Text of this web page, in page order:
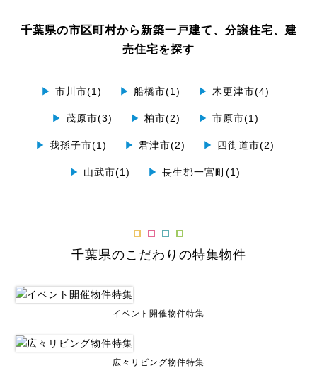
千葉県の市区町村から新築一戸建て、分譲住宅、建
売住宅を探す
▶ 市川市(1) ▶ 船橋市(1) ▶ 木更津市(4)
▶ 茂原市(3) ▶ 柏市(2) ▶ 市原市(1)
▶ 我孫子市(1) ▶ 君津市(2) ▶ 四街道市(2)
▶ 山武市(1) ▶ 長生郡一宮町(1)
千葉県のこだわりの特集物件
イベント開催物件特集
広々リビング物件特集